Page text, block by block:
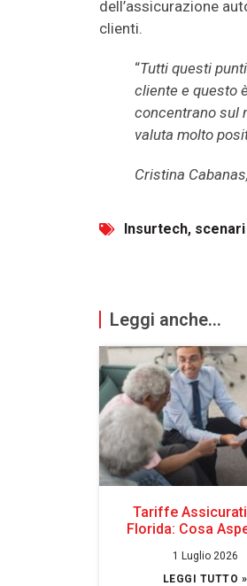
dell’assicurazione
clienti.
“Tutti questi
cliente e questo
concentrano sul
valuta molto
Cristina
Insurtech, scenari
Leggi anche...
Tariffe
Florida: Cosa
1 Luglio 2026
LEGGI TUTTO »